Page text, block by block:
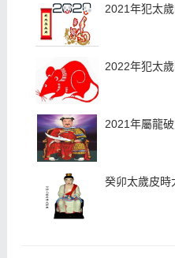
2021年犯太
2022年犯太
2021年屬龍
癸卯太歲皮時